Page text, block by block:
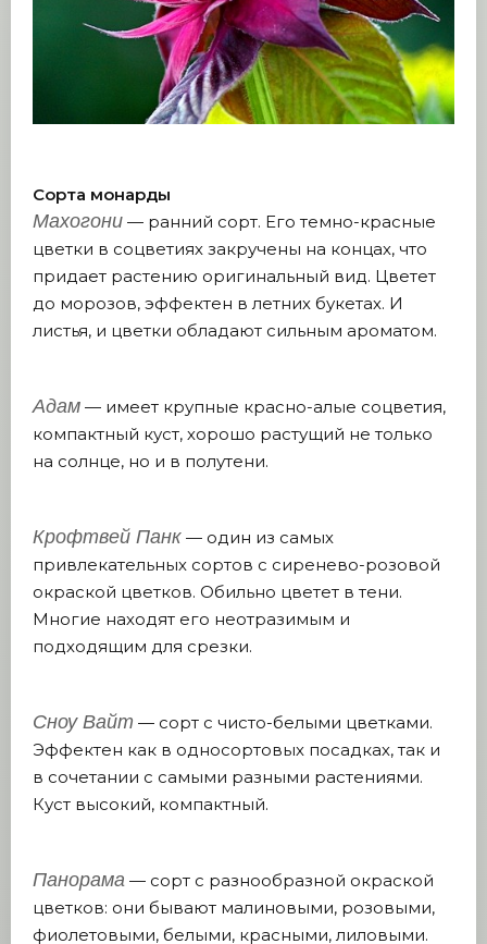
Сорта монарды
Махогони — ранний сорт. Его темно-красные
цветки в соцветиях закручены на концах, что
придает растению оригинальный вид. Цветет
до морозов, эффектен в летних букетах. И
листья, и цветки обладают сильным ароматом.
Адам — имеет крупные красно-алые соцветия,
компактный куст, хорошо растущий не только
на солнце, но и в полутени.
Крофтвей Панк — один из самых
привлекательных сортов с сиренево-розовой
окраской цветков. Обильно цветет в тени.
Многие находят его неотразимым и
подходящим для срезки.
Сноу Вайт — сорт с чисто-белыми цветками.
Эффектен как в односортовых посадках, так и
в сочетании с самыми разными растениями.
Куст высокий, компактный.
Панорама — сорт с разнообразной окраской
цветков: они бывают малиновыми, розовыми,
фиолетовыми, белыми, красными, лиловыми.